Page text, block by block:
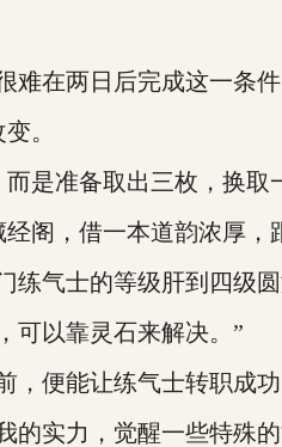
在两日后完成这一条
。
准备取出三枚，换取
，借一本道韵浓厚，
气士的等级肝到四级圆
以靠灵石来解决。”
便能让练气士转职成功
实力，觉醒一些特殊